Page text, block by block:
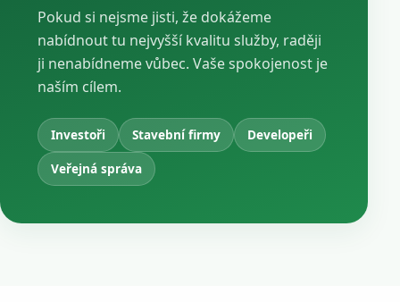
Pokud si nejsme jisti, že dokážeme
nabídnout tu nejvyšší kvalitu služby, raději
ji nenabídneme vůbec. Vaše spokojenost je
naším cílem.
Investoři Stavební firmy
Developeři
Veřejná správa